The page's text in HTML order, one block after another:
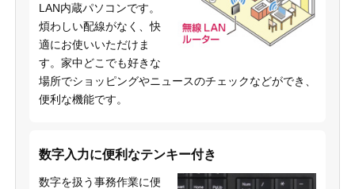
LAN内蔵パソコンです。
煩わしい配線がなく、快
適にお使いいただけま
す。家中どこでも好きな
場所でショッピングやニュースのチェックなどができ、
便利な機能です。
数字入力に便利なテンキー付き
数字を扱う事務作業に便